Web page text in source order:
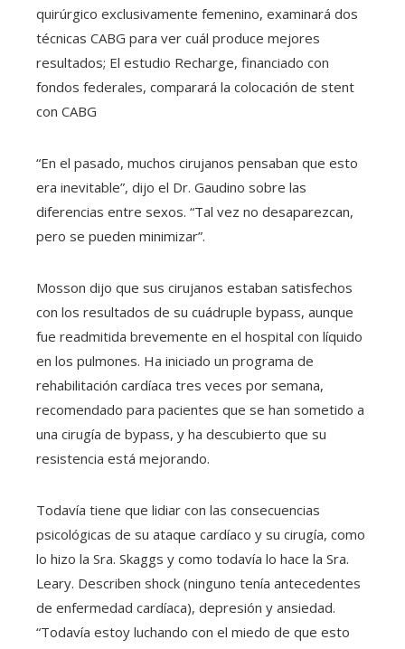
quirúrgico exclusivamente femenino, examinará dos
técnicas CABG para ver cuál produce mejores
resultados; El estudio Recharge, financiado con
fondos federales, comparará la colocación de stent
con CABG
“En el pasado, muchos cirujanos pensaban que esto
era inevitable”, dijo el Dr. Gaudino sobre las
diferencias entre sexos. “Tal vez no desaparezcan,
pero se pueden minimizar”.
Mosson dijo que sus cirujanos estaban satisfechos
con los resultados de su cuádruple bypass, aunque
fue readmitida brevemente en el hospital con líquido
en los pulmones. Ha iniciado un programa de
rehabilitación cardíaca tres veces por semana,
recomendado para pacientes que se han sometido a
una cirugía de bypass, y ha descubierto que su
resistencia está mejorando.
Todavía tiene que lidiar con las consecuencias
psicológicas de su ataque cardíaco y su cirugía, como
lo hizo la Sra. Skaggs y como todavía lo hace la Sra.
Leary. Describen shock (ninguno tenía antecedentes
de enfermedad cardíaca), depresión y ansiedad.
“Todavía estoy luchando con el miedo de que esto